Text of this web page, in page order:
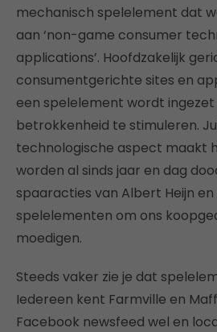
mechanisch spelelement dat
aan ‘non-game consumer
applications’. Hoofdzakelijk
consumentgerichte sites en
een spelelement wordt
betrokkenheid te stimuleren.
technologische aspect maakt
worden al sinds jaar en dag
spaaracties van Albert Heijn
spelelementen om ons
moedigen.
Steeds vaker zie je dat
Iedereen kent Farmville en
Facebook newsfeed wel en